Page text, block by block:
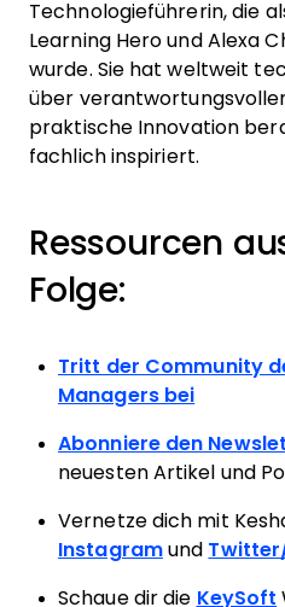
Technologieführerin, die
Learning Hero und Alexa
wurde. Sie hat weltweit
über
praktische Innovation
fachlich inspiriert.
Ressourcen
Folge:
Tritt der Community
Managers bei
Abonniere den
neuesten Artikel und
Vernetze dich mit
Instagramund
Schaue dir die KeySoft